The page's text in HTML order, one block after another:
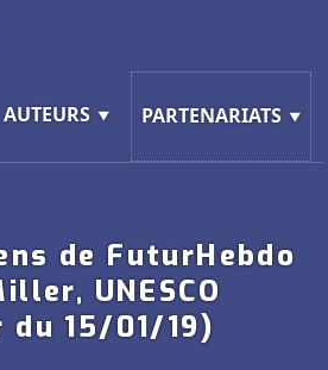
AUTEURS PARTENARIATS
de FuturHebdo
UNESCO
15/01/19)